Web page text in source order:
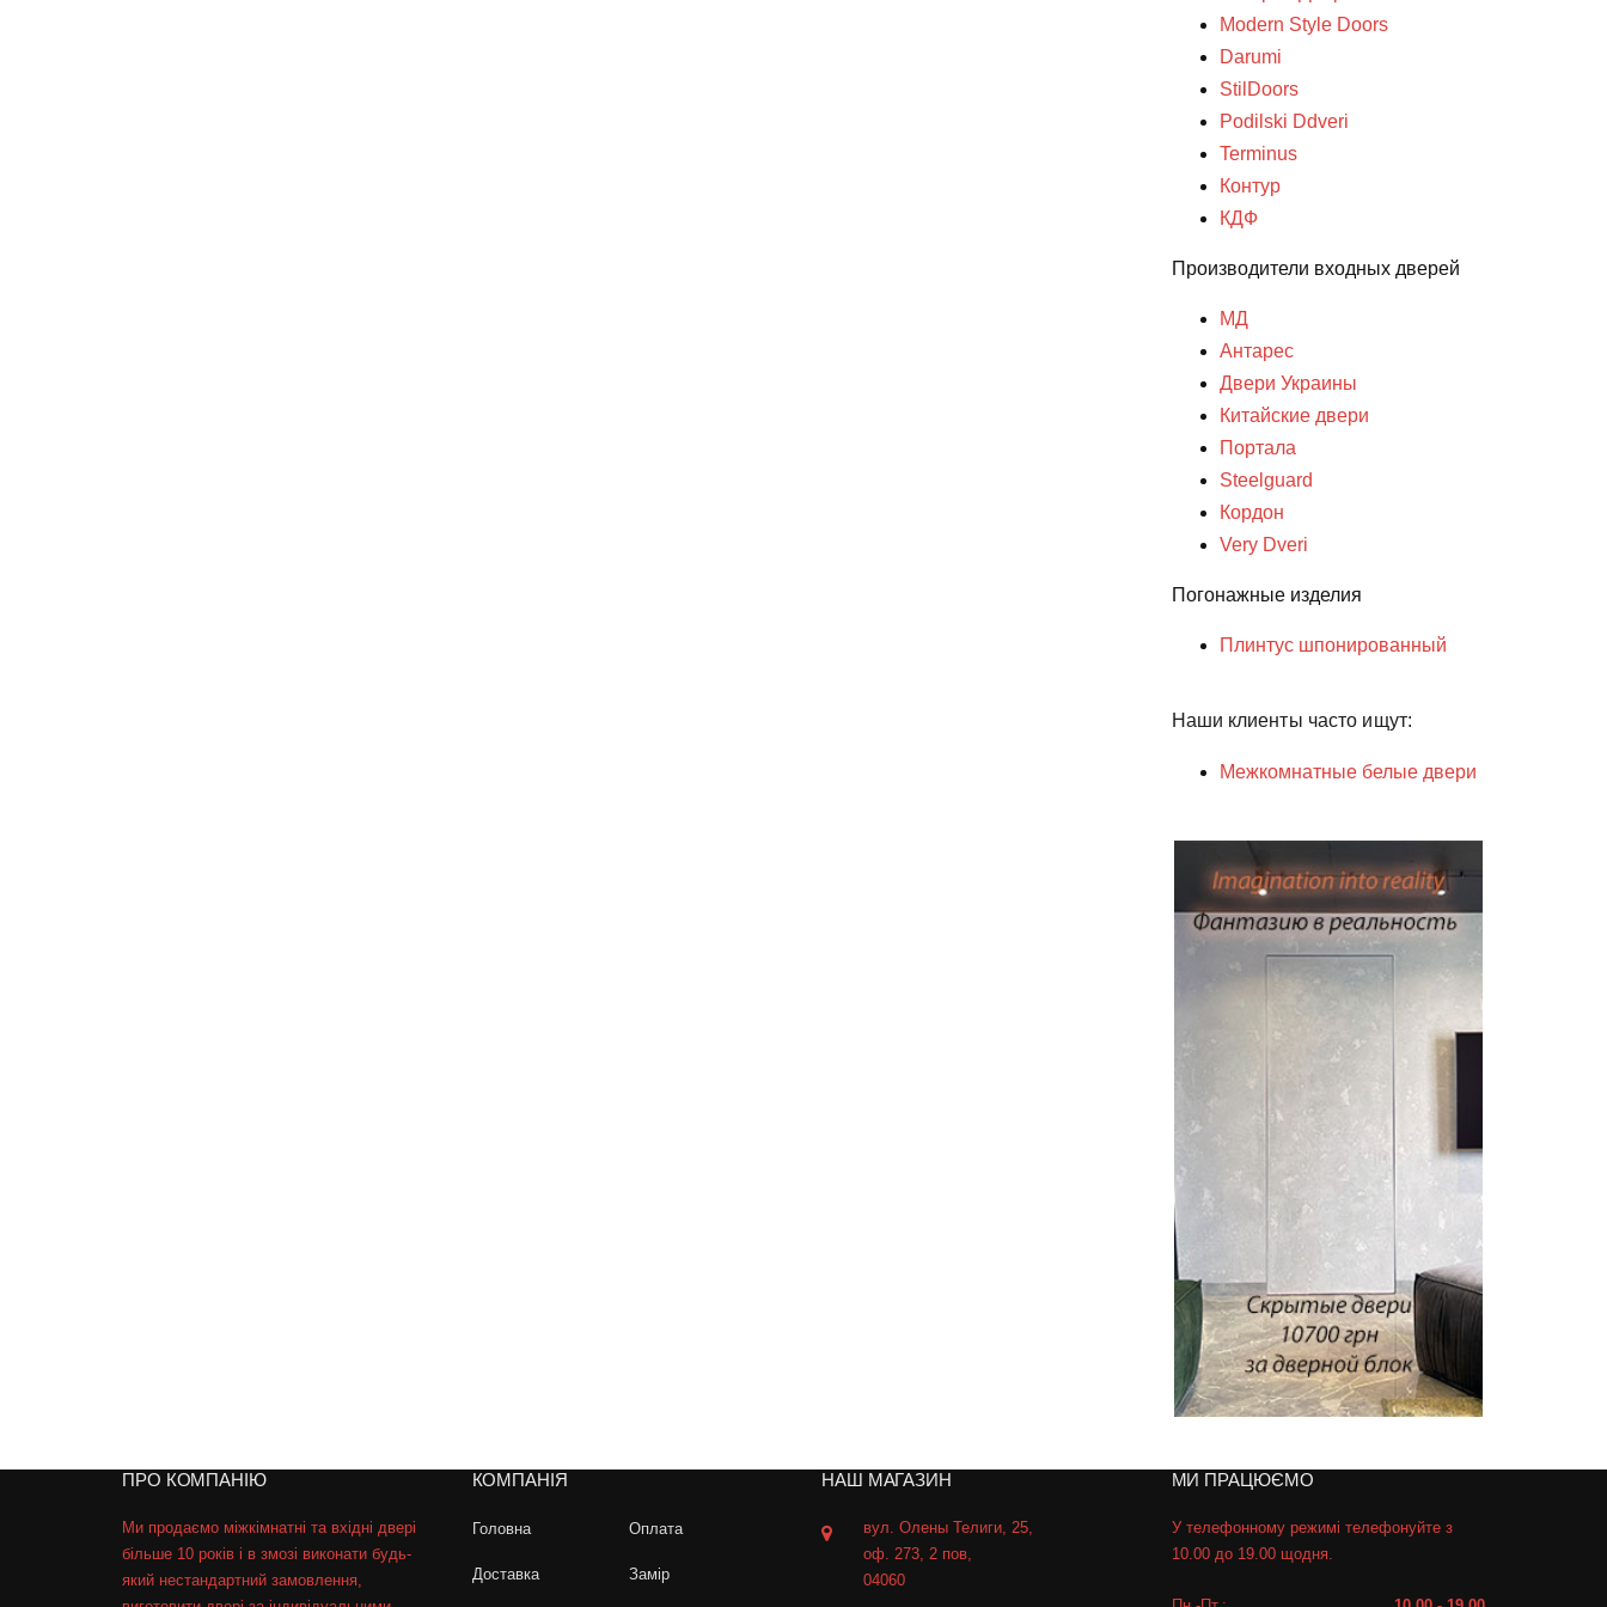
Modern Style Doors
Darumi
StilDoors
Podilski Ddveri
Terminus
Контур
КДФ
Производители входных дверей
МД
Антарес
Двери Украины
Китайские двери
Портала
Steelguard
Кордон
Very Dveri
Погонажные изделия
Плинтус шпонированный
Наши клиенты часто ищут:
Межкомнатные белые двери
ПРО КОМПАНІЮ
Ми продаємо міжкімнатні та вхідні двері
більше 10 років і в змозі виконати будь-
який нестандартний замовлення,
КОМПАНІЯ
Головна Оплата
Доставка Замір
НАШ МАГАЗИН
вул. Олены Телиги, 25,
оф. 273, 2 пов,
04060
МИ ПРАЦЮЄМО
У телефонному режимі телефонуйте з
10.00 до 19.00 щодня.